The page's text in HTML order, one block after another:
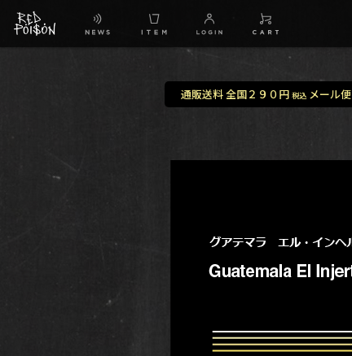
通販送料 全国２９０円 税込メール便